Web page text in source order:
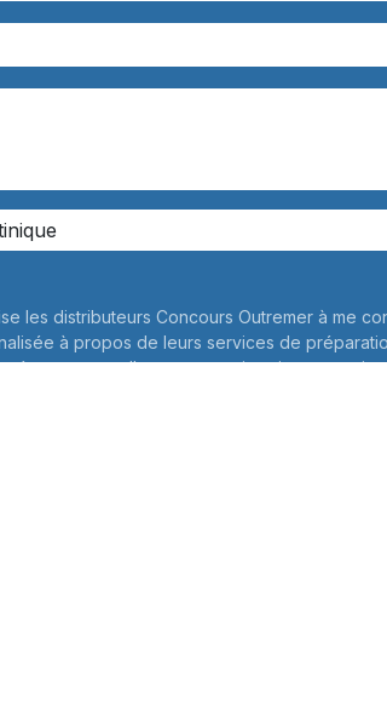
les distributeurs Concours Outremer à me
à propos de leurs services de
personnelles ne seront jamais